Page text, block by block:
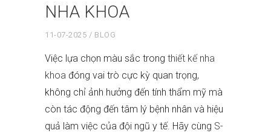
NHA KHOA
11-07-2025 BLOG
Việc lựa chọn màu sắc trong thiết kế nha
khoa đóng vai trò cực kỳ quan trọng,
không chỉ ảnh hưởng đến tính thẩm mỹ mà
còn tác động đến tâm lý bệnh nhân và hiệu
quả làm việc của đội ngũ y tế. Hãy cùng S-